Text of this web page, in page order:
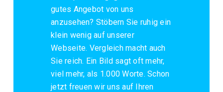
gutes Angebot von uns
anzusehen? Stöbern Sie ruhig ein
klein wenig auf unserer
Webseite. Vergleich macht auch
Sie reich. Ein Bild sagt oft mehr,
viel mehr, als 1.000 Worte. Schon
jetzt freuen wir uns auf Ihren